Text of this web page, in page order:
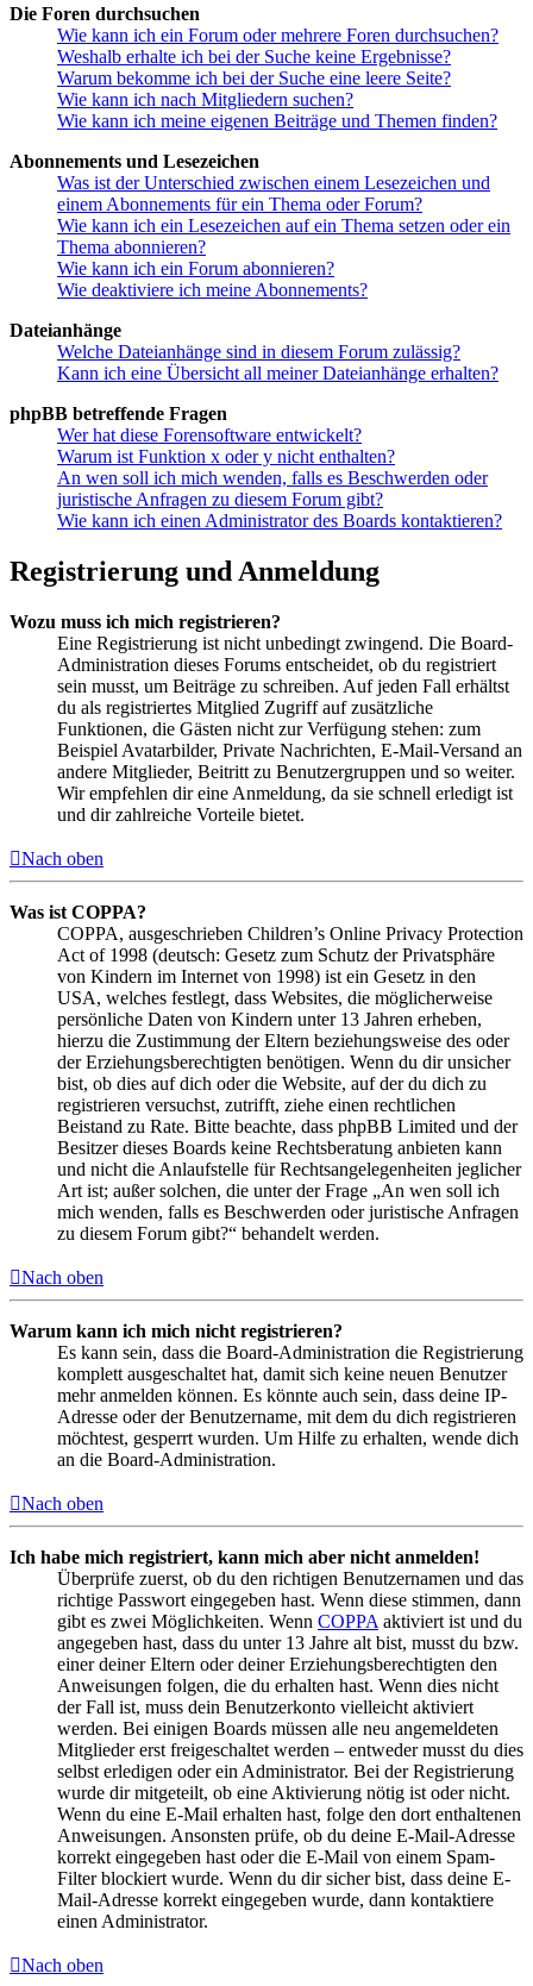
Die Foren durchsuchen
Wie kann ich ein Forum oder mehrere Foren durchsuchen?
Weshalb erhalte ich bei der Suche keine Ergebnisse?
Warum bekomme ich bei der Suche eine leere Seite?
Wie kann ich nach Mitgliedern suchen?
Wie kann ich meine eigenen Beiträge und Themen finden?
Abonnements und Lesezeichen
Was ist der Unterschied zwischen einem Lesezeichen und
einem Abonnements für ein Thema oder Forum?
Wie kann ich ein Lesezeichen auf ein Thema setzen oder ein
Thema abonnieren?
Wie kann ich ein Forum abonnieren?
Wie deaktiviere ich meine Abonnements?
Dateianhänge
Welche Dateianhänge sind in diesem Forum zulässig?
Kann ich eine Übersicht all meiner Dateianhänge erhalten?
phpBB betreffende Fragen
Wer hat diese Forensoftware entwickelt?
Warum ist Funktion x oder y nicht enthalten?
An wen soll ich mich wenden, falls es Beschwerden oder
juristische Anfragen zu diesem Forum gibt?
Wie kann ich einen Administrator des Boards kontaktieren?
Registrierung und Anmeldung
Wozu muss ich mich registrieren?
Eine Registrierung ist nicht unbedingt zwingend. Die Board-
Administration dieses Forums entscheidet, ob du registriert
sein musst, um Beiträge zu schreiben. Auf jeden Fall erhältst
du als registriertes Mitglied Zugriff auf zusätzliche
Funktionen, die Gästen nicht zur Verfügung stehen: zum
Beispiel Avatarbilder, Private Nachrichten, E-Mail-Versand an
andere Mitglieder, Beitritt zu Benutzergruppen und so weiter.
Wir empfehlen dir eine Anmeldung, da sie schnell erledigt ist
und dir zahlreiche Vorteile bietet.
Nach oben
Was ist COPPA?
COPPA, ausgeschrieben Children’s Online Privacy Protection
Act of 1998 (deutsch: Gesetz zum Schutz der Privatsphäre
von Kindern im Internet von 1998) ist ein Gesetz in den
USA, welches festlegt, dass Websites, die möglicherweise
persönliche Daten von Kindern unter 13 Jahren erheben,
hierzu die Zustimmung der Eltern beziehungsweise des oder
der Erziehungsberechtigten benötigen. Wenn du dir unsicher
bist, ob dies auf dich oder die Website, auf der du dich zu
registrieren versuchst, zutrifft, ziehe einen rechtlichen
Beistand zu Rate. Bitte beachte, dass phpBB Limited und der
Besitzer dieses Boards keine Rechtsberatung anbieten kann
und nicht die Anlaufstelle für Rechtsangelegenheiten jeglicher
Art ist; außer solchen, die unter der Frage „An wen soll ich
mich wenden, falls es Beschwerden oder juristische Anfragen
zu diesem Forum gibt?“ behandelt werden.
Nach oben
Warum kann ich mich nicht registrieren?
Es kann sein, dass die Board-Administration die Registrierung
komplett ausgeschaltet hat, damit sich keine neuen Benutzer
mehr anmelden können. Es könnte auch sein, dass deine IP-
Adresse oder der Benutzername, mit dem du dich registrieren
möchtest, gesperrt wurden. Um Hilfe zu erhalten, wende dich
an die Board-Administration.
Nach oben
Ich habe mich registriert, kann mich aber nicht anmelden!
Überprüfe zuerst, ob du den richtigen Benutzernamen und das
richtige Passwort eingegeben hast. Wenn diese stimmen, dann
gibt es zwei Möglichkeiten. Wenn COPPA aktiviert ist und du
angegeben hast, dass du unter 13 Jahre alt bist, musst du bzw.
einer deiner Eltern oder deiner Erziehungsberechtigten den
Anweisungen folgen, die du erhalten hast. Wenn dies nicht
der Fall ist, muss dein Benutzerkonto vielleicht aktiviert
werden. Bei einigen Boards müssen alle neu angemeldeten
Mitglieder erst freigeschaltet werden – entweder musst du dies
selbst erledigen oder ein Administrator. Bei der Registrierung
wurde dir mitgeteilt, ob eine Aktivierung nötig ist oder nicht.
Wenn du eine E-Mail erhalten hast, folge den dort enthaltenen
Anweisungen. Ansonsten prüfe, ob du deine E-Mail-Adresse
korrekt eingegeben hast oder die E-Mail von einem Spam-
Filter blockiert wurde. Wenn du dir sicher bist, dass deine E-
Mail-Adresse korrekt eingegeben wurde, dann kontaktiere
einen Administrator.
Nach oben